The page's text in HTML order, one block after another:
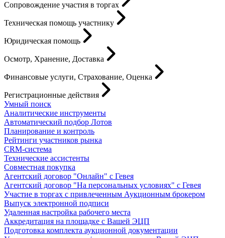
Сопровождение участия в торгах
Техническая помощь участнику
Юридическая помощь
Осмотр, Хранение, Доставка
Финансовые услуги, Страхование, Оценка
Регистрационные действия
Умный поиск
Аналитические инструменты
Автоматический подбор Лотов
Планирование и контроль
Рейтинги участников рынка
CRM-система
Технические ассистенты
Совместная покупка
Агентский договор "Онлайн" с Гевея
Агентский договор "На персональных условиях" с Гевея
Участие в торгах с привлеченным Аукционным брокером
Выпуск электронной подписи
Удаленная настройка рабочего места
Аккредитация на площадке с Вашей ЭЦП
Подготовка комплекта аукционной документации